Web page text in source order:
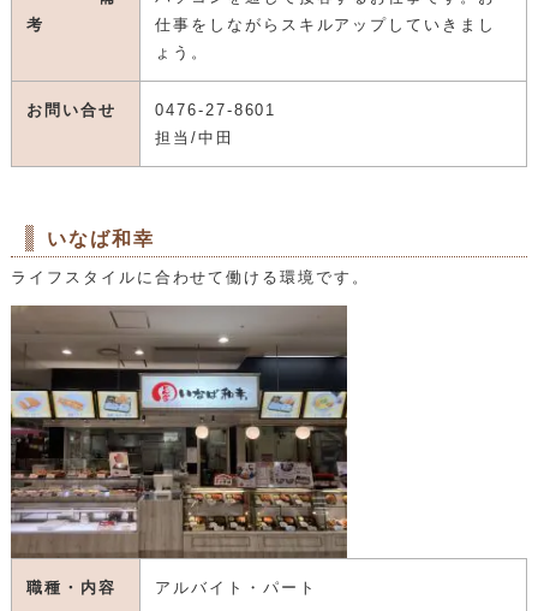
考
仕事をしながらスキルアップしていきまし
ょう。
お問い合せ
0476-27-8601
担当/中田
いなば和幸
ライフスタイルに合わせて働ける環境です。
職種・内容 アルバイト・パート